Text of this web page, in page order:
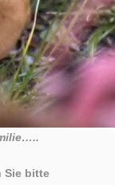
Sie bitte